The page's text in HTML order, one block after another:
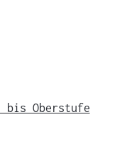
bis Oberstufe